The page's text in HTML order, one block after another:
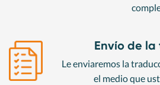
Envío de
Le enviaremos la
el medio que